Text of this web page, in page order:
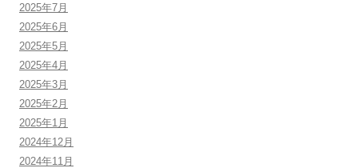
2025年7月
2025年6月
2025年5月
2025年4月
2025年3月
2025年2月
2025年1月
2024年12月
2024年11月